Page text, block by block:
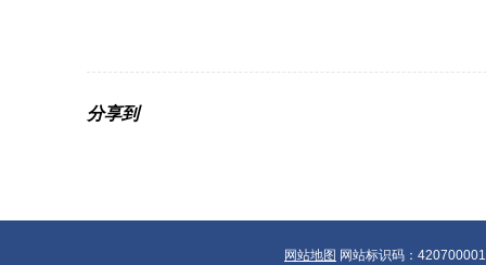
分享到
网站地图 网站标识码：